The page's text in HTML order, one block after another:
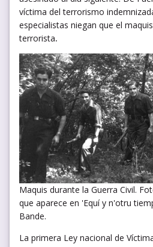
víctima del terrorismo
especialistas niegan que el
terrorista.
Maquis durante la Guerra Civil.
que aparece en 'Equí y n'otru
Bande.
La primera Ley nacional de